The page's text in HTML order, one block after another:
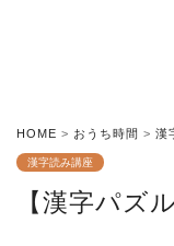
HOME > おうち時間 > 漢
漢字読み講座
【漢字パズ